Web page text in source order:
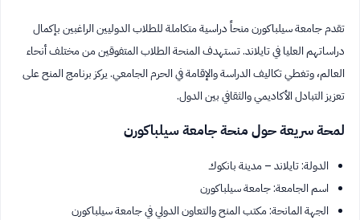
تقدم جامعة سيلباكورن منحاً دراسية متكاملة للطلاب الدوليين الراغبين بإكمال
دراساتهم العليا في تايلاند. تستهدف المنحة الطلاب المتفوقين من مختلف أنحاء
العالم، وتغطي تكاليف الدراسة والإقامة في الحرم الجامعي. يركز برنامج المنح على
تعزيز التبادل الأكاديمي والثقافي بين الدول.
لمحة سريعة حول منحة جامعة سيلباكورن
الدولة: تايلاند – مدينة بانكوك
اسم الجامعة: جامعة سيلباكورن
الجهة المانحة: مكتب المنح والتعاون الدولي في جامعة سيلباكورن